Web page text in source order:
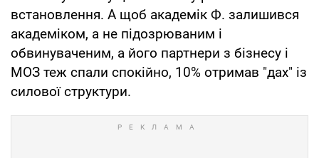
встановлення. А щоб академік Ф. залишився
академіком, а не підозрюваним і
обвинуваченим, а його партнери з бізнесу і
МОЗ теж спали спокійно, 10% отримав "дах" із
силової структури.